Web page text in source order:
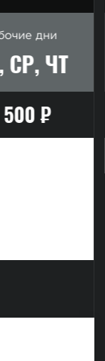
дни
СР, ЧТ
₽